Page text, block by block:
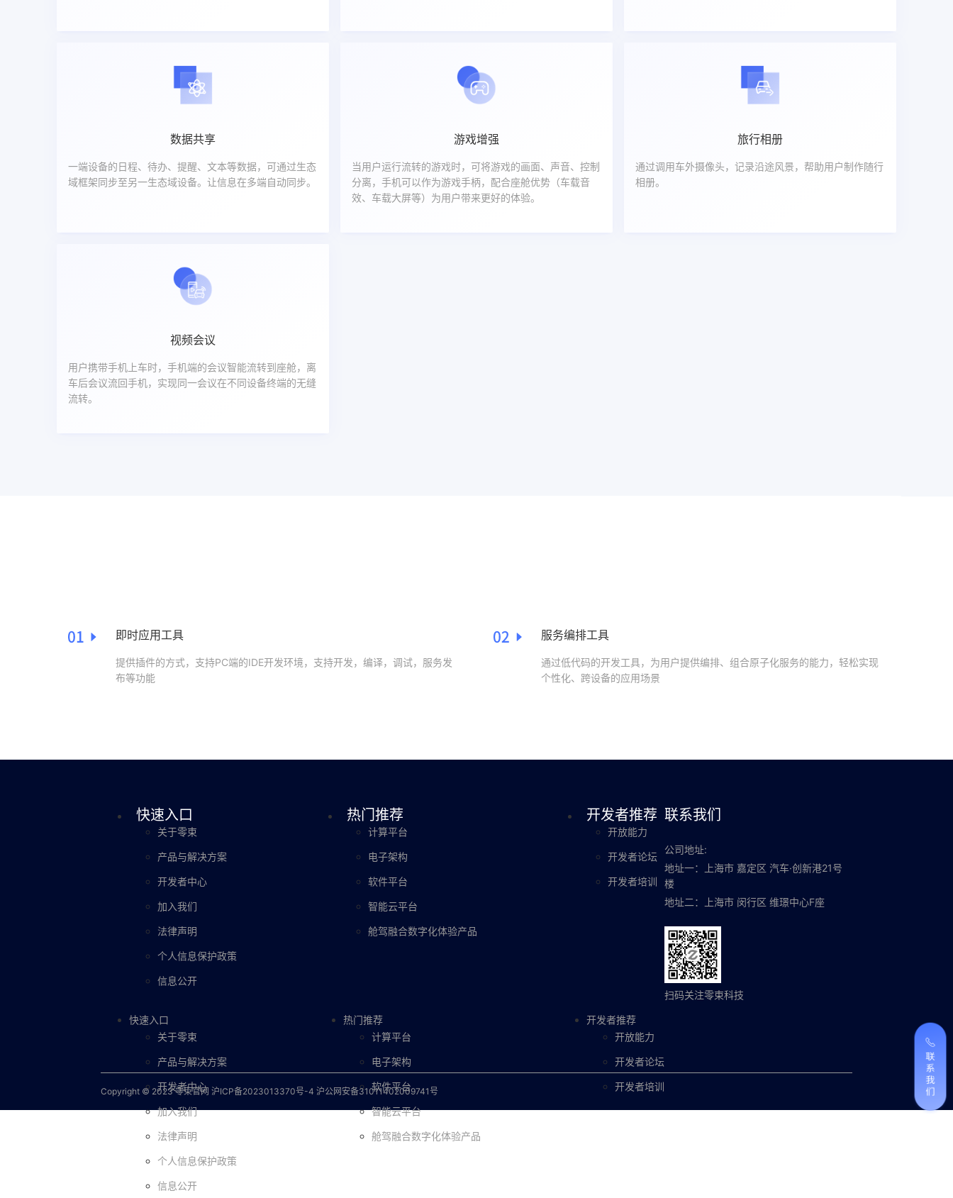
数据共享
一端设备的日程、待办、提醒、文本等数据，可通过生态
域框架同步至另一生态域设备。让信息在多端自动同步。
游戏增强
当用户运行流转的游戏时，可将游戏的画面、声音、控制
分离，手机可以作为游戏手柄，配合座舱优势（车载音
效、车载大屏等）为用户带来更好的体验。
旅行相册
通过调用车外摄像头，记录沿途风景，帮助用户制作随行
相册。
视频会议
用户携带手机上车时，手机端的会议智能流转到座舱，离
车后会议流回手机，实现同一会议在不同设备终端的无缝
流转。
即时应用工具
提供插件的方式，支持PC端的IDE开发环境，支持开发，编译，调试，服务发
布等功能
服务编排工具
通过低代码的开发工具，为用户提供编排、组合原子化服务的能力，轻松实现
个性化、跨设备的应用场景
快速入口
关于零束
产品与解决方案
开发者中心
加入我们
法律声明
个人信息保护政策
信息公开
热门推荐
计算平台
电子架构
软件平台
智能云平台
舱驾融合数字化体验产品
开发者推荐
开放能力
开发者论坛
开发者培训
快速入口
关于零束
产品与解决方案
开发者中心
加入我们
法律声明
个人信息保护政策
信息公开
热门推荐
计算平台
电子架构
软件平台
智能云平台
舱驾融合数字化体验产品
开发者推荐
开放能力
开发者论坛
开发者培训
联系我们
公司地址:
地址一：上海市 嘉定区 汽车·创新港21号
楼
地址二：上海市 闵行区 维璟中心F座
扫码关注零束科技
Copyright © 2023 零束官网沪ICP备2023013370号-4 沪公网安备31011402009741号